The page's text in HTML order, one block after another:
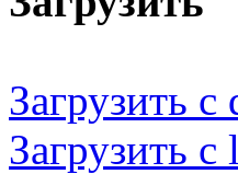
Загрузить
Загрузить